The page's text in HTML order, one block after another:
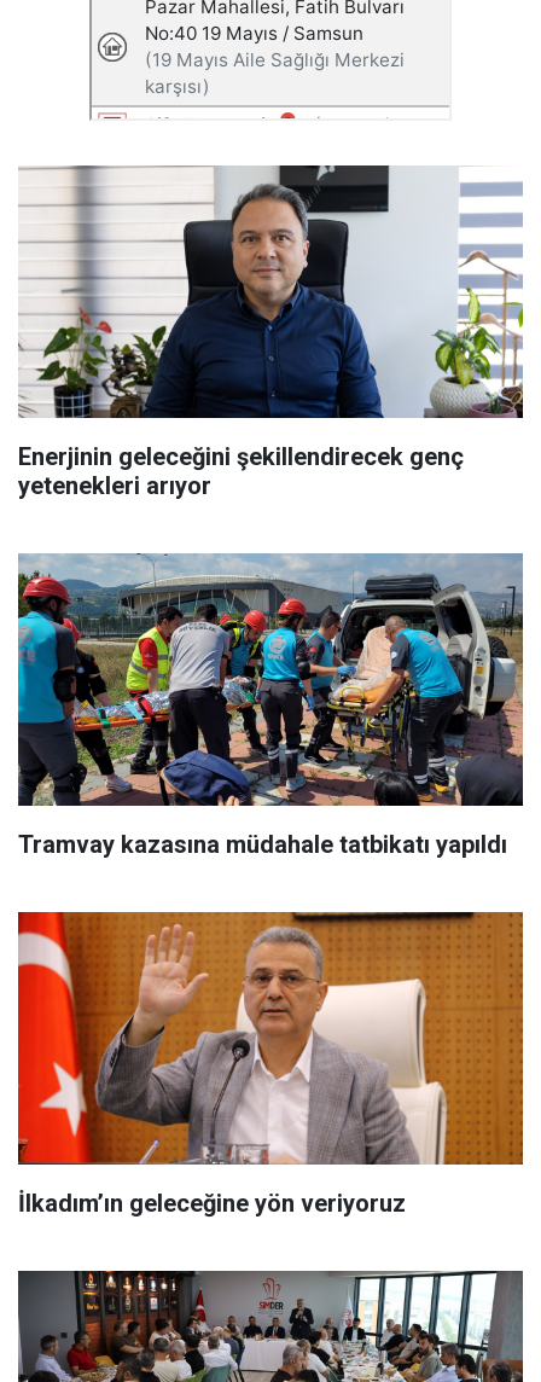
Enerjinin geleceğini şekillendirecek genç
yetenekleri arıyor
Tramvay kazasına müdahale tatbikatı yapıldı
İlkadım’ın geleceğine yön veriyoruz